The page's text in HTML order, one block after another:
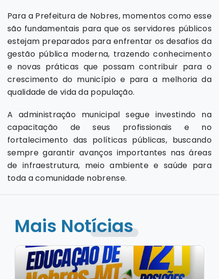
Para a Prefeitura de Nobres, momentos como esse
são fundamentais para que os servidores públicos
estejam preparados para enfrentar os desafios da
gestão pública moderna, trazendo conhecimento
e novas práticas que possam contribuir para o
crescimento do município e para a melhoria da
qualidade de vida da população.
A administração municipal segue investindo na
capacitação de seus profissionais e no
fortalecimento das políticas públicas, buscando
sempre garantir avanços importantes nas áreas
de infraestrutura, meio ambiente e saúde para
toda a comunidade nobrense.
Mais Notícias